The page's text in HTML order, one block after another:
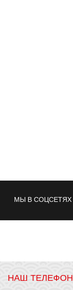
МЫ В СОЦСЕТЯХ
НАШ ТЕЛЕФОН